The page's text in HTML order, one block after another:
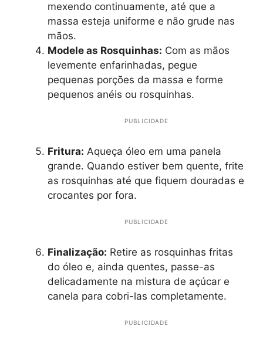
mexendo continuamente, até que a
massa esteja uniforme e não grude nas
mãos.
Modele as Rosquinhas: Com as mãos
levemente enfarinhadas, pegue
pequenas porções da massa e forme
pequenos anéis ou rosquinhas.
PUBLICIDADE
Fritura: Aqueça óleo em uma panela
grande. Quando estiver bem quente, frite
as rosquinhas até que fiquem douradas e
crocantes por fora.
PUBLICIDADE
Finalização: Retire as rosquinhas fritas
do óleo e, ainda quentes, passe-as
delicadamente na mistura de açúcar e
canela para cobri-las completamente.
PUBLICIDADE